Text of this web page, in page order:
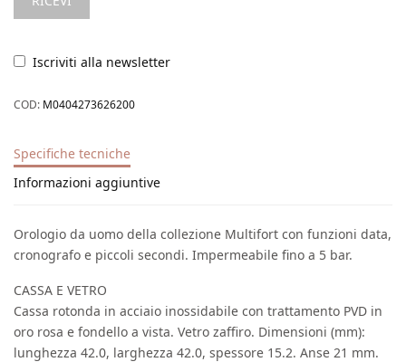
Iscriviti alla newsletter
COD: M0404273626200
Specifiche tecniche
Informazioni aggiuntive
Orologio da uomo della collezione Multifort con funzioni data,
cronografo e piccoli secondi. Impermeabile fino a 5 bar.
CASSA E VETRO
Cassa rotonda in acciaio inossidabile con trattamento PVD in
oro rosa e fondello a vista. Vetro zaffiro. Dimensioni (mm):
lunghezza 42.0, larghezza 42.0, spessore 15.2. Anse 21 mm.